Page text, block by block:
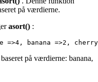
på værdierne.
asort() :
=>4, banana =>2,
på værdierne: banana,